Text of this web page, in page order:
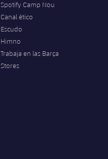
Spotify Camp Nou
Canal ético
Escudo
Himno
Trabaja en las Barça
Stores